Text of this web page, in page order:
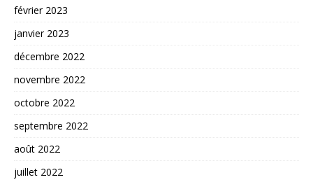
février 2023
janvier 2023
décembre 2022
novembre 2022
octobre 2022
septembre 2022
août 2022
juillet 2022